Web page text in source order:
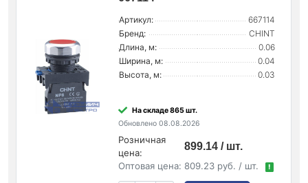
Артикул:
667114
Бренд:
CHINT
Длина, м:
0.06
Ширина, м:
0.04
Высота, м:
0.03
На складе 865 шт.
Обновлено 08.08.2026
Розничная
цена:
899.14 / шт.
Оптовая цена: 809.23 руб. / шт. !